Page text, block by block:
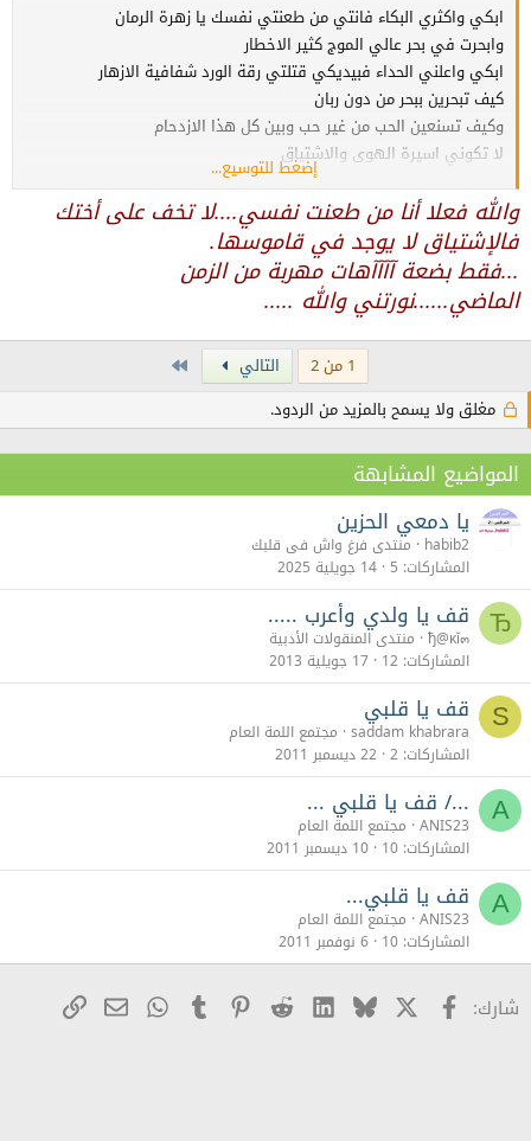
ابكي واكثري البكاء فانتي من طعنتي نفسك يا زهرة الرمان
وابحرت في بحر عالي الموج كثير الاخطار
ابكي واعلني الحداء فبيديكي قتلتي رقة الورد شفافية الازهار
كيف تبحرين ببحر من دون ربان
وكيف تسنعين الحب من غير حب وبين كل هذا الازدحام
لا تكوني اسيرة الهوى والاشتياق
فالحب في هذا الزمان لا يكون الا بعد الزواج
فلا تبحري في غابة الذئاب
وتعرضي نفسك لاكبر الشبهات
اعيدي قولك وركزي فما يغني عن الموت الدواء
إضغط للتوسيع...
والله فعلا أنا من طعنت نفسي....لا تخف على أختك
فالإشتياق لا يوجد في قاموسها.
...فقط بضعة آآآآهات مهربة من الزمن
الماضي......نورتني والله .....
1 من 2 التالي
مغلق ولا يسمح بالمزيد من الردود.
المواضيع المشابهة
يا دمعي الحزين
habib2 منتدى فرغ واش فى قلبك
المشاركات 5 14 جويلية 2025
Ђ قف يا ولدي وأعرب .....
ђ@ĸĭ๓ منتدى المنقولات الأدبية
المشاركات 12 17 جويلية 2013
S قف يا قلبي
saddam khabrara مجتمع اللمة العام
المشاركات 2 22 ديسمبر 2011
A .../ قف يا قلبي ...
ANIS23 مجتمع اللمة العام
المشاركات 10 10 ديسمبر 2011
A قف يا قلبي...
ANIS23 مجتمع اللمة العام
المشاركات 10 6 نوفمبر 2011
شارك: Facebook
X
Bluesky
LinkedIn
Reddit
Pinterest
Tumblr
WhatsApp
البريدرابط